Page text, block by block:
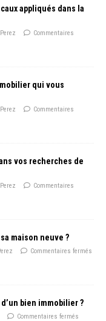
appliqués dans la
Commentaires
qui vous
Commentaires
vos recherches de
Commentaires
maison neuve ?
Commentaires fermés
bien immobilier ?
Commentaires fermés